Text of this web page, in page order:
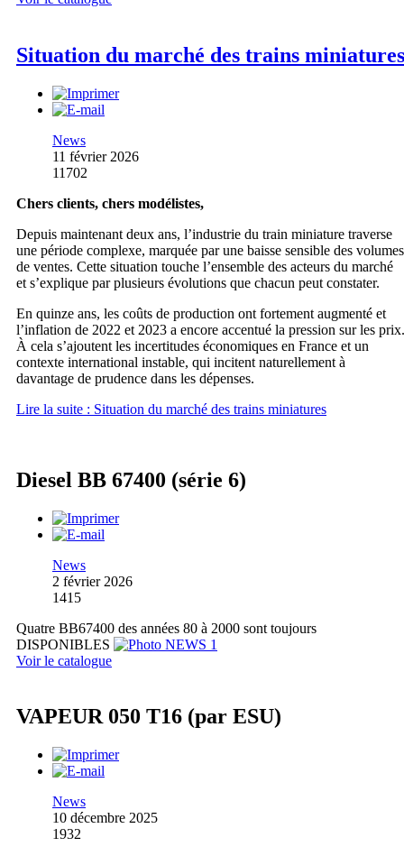
Situation du marché des trains miniatures
News
11 février 2026
11702
Chers clients, chers modélistes,
Depuis maintenant deux ans, l’industrie du train miniature traverse
une période complexe, marquée par une baisse sensible des volumes
de ventes. Cette situation touche l’ensemble des acteurs du marché
et s’explique par plusieurs évolutions que chacun peut constater.
En quinze ans, les coûts de production ont fortement augmenté et
l’inflation de 2022 et 2023 a encore accentué la pression sur les prix.
À cela s’ajoutent les incertitudes économiques en France et un
contexte international instable, qui incitent naturellement à
davantage de prudence dans les dépenses.
Lire la suite : Situation du marché des trains miniatures
Diesel BB 67400 (série 6)
News
2 février 2026
1415
Quatre BB67400 des années 80 à 2000 sont toujours
DISPONIBLES
Voir le catalogue
VAPEUR 050 T16 (par ESU)
News
10 décembre 2025
1932